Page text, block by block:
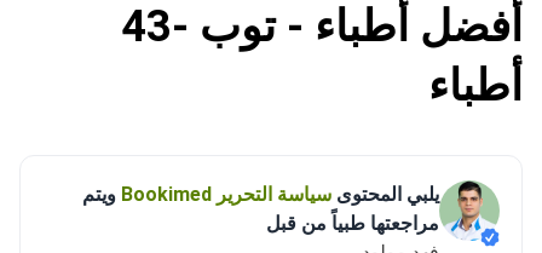
العلاج في الخارج الطب الصيني التقليدي
أفضل أطباء - توب -43
أطباء
يلبي المحتوى سياسة التحرير Bookimed
ويتم
مراجعتها طبياً من قبل